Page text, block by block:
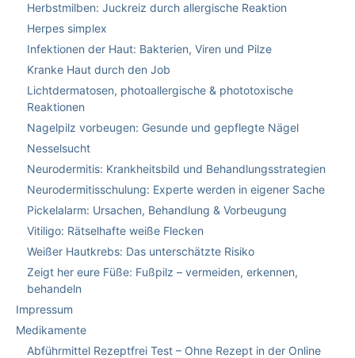
Herbstmilben: Juckreiz durch allergische Reaktion
Herpes simplex
Infektionen der Haut: Bakterien, Viren und Pilze
Kranke Haut durch den Job
Lichtdermatosen, photoallergische & phototoxische
Reaktionen
Nagelpilz vorbeugen: Gesunde und gepflegte Nägel
Nesselsucht
Neurodermitis: Krankheitsbild und Behandlungsstrategien
Neurodermitisschulung: Experte werden in eigener Sache
Pickelalarm: Ursachen, Behandlung & Vorbeugung
Vitiligo: Rätselhafte weiße Flecken
Weißer Hautkrebs: Das unterschätzte Risiko
Zeigt her eure Füße: Fußpilz – vermeiden, erkennen,
behandeln
Impressum
Medikamente
Abführmittel Rezeptfrei Test – Ohne Rezept in der Online